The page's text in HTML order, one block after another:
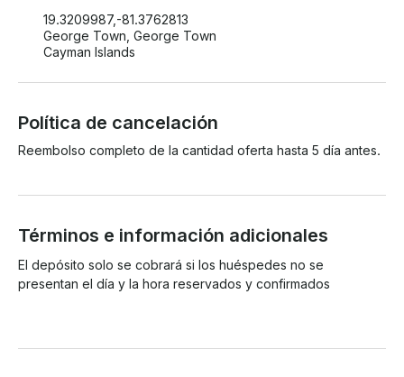
19.3209987,-81.3762813
George Town, George Town
Cayman Islands
Política de cancelación
Reembolso completo de la cantidad oferta hasta 5 día antes.
Términos e información adicionales
El depósito solo se cobrará si los huéspedes no se
presentan el día y la hora reservados y confirmados